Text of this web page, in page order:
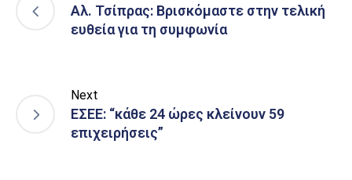
Αλ. Τσίπρας: Βρισκόμαστε στην τελική
ευθεία για τη συμφωνία
Next
ΕΣΕΕ: “κάθε 24 ώρες κλείνουν 59
επιχειρήσεις”